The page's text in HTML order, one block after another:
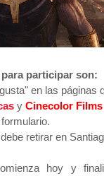
participar son:
en las páginas
y Cinecolor Films
retirar en
hoy y